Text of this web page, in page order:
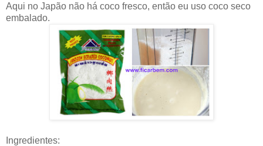
Aqui no Japão não há coco fresco, então eu uso coco seco
embalado.
Ingredientes: